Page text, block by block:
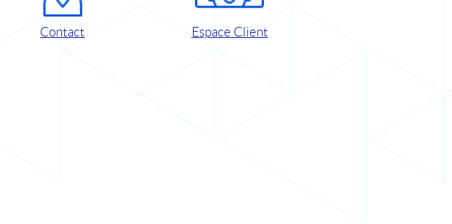
Contact Espace Client